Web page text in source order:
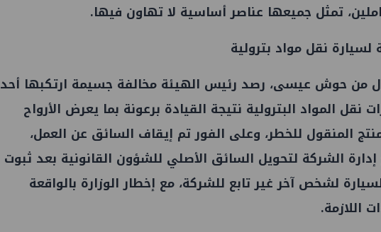
تمثل جميعها عناصر أساسية لا تهاون فيها.
نقل مواد بترولية
من حوش عيسى، رصد رئيس الهيئة مخالفة جسيمة ارتكبها أحد
نقل المواد البترولية نتيجة القيادة برعونة بما يعرض الأرواح
المنقول للخطر، وعلى الفور تم إيقاف السائق عن العمل،
الشركة لتحويل السائق الأصلي للشؤون القانونية بعد ثبوت
لشخص آخر غير تابع للشركة، مع إخطار الوزارة بالواقعة
اللازمة.